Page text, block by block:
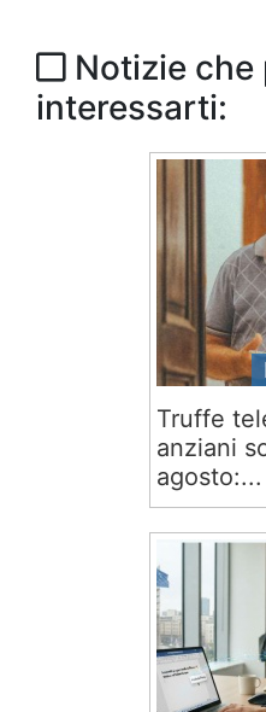
Notizie
interessarti:
Truffe
anziani
agosto:...